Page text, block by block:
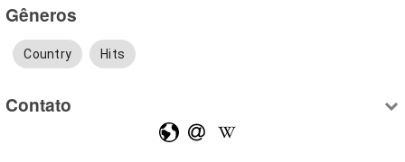
Gêneros
Country Hits
Contato